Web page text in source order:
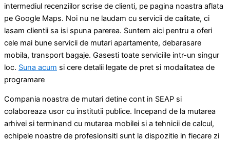
intermediul recenziilor scrise de clienti, pe pagina noastra aflata
pe Google Maps. Noi nu ne laudam cu servicii de calitate, ci
lasam clientii sa isi spuna parerea. Suntem aici pentru a oferi
cele mai bune servicii de mutari apartamente, debarasare
mobila, transport bagaje. Gasesti toate serviciile intr-un singur
loc. Suna acum si cere detalii legate de pret si modalitatea de
programare
Compania noastra de mutari detine cont in SEAP si
colaboreaza usor cu institutii publice. Incepand de la mutarea
arhivei si terminand cu mutarea mobilei si a tehnicii de calcul,
echipele noastre de profesionsiti sunt la dispozitie in fiecare zi